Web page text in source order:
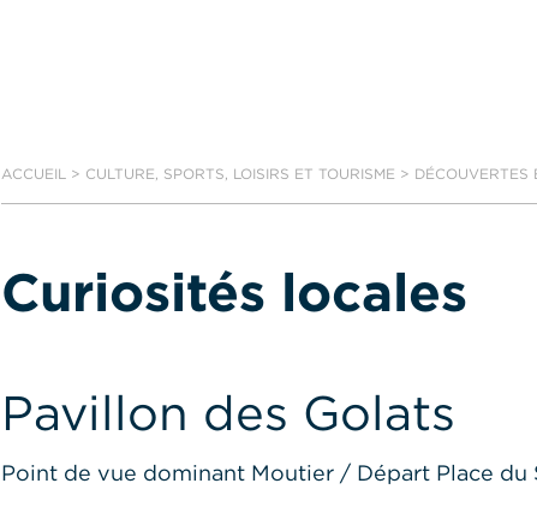
ACCUEIL > CULTURE, SPORTS, LOISIRS ET TOURISME > DÉCOUVERTES
Curiosités locales
Pavillon des Golats
Point de vue dominant Moutier / Départ Place du